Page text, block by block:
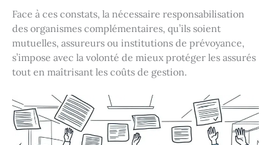
Face à ces constats, la nécessaire responsabilisation
des organismes complémentaires, qu’ils soient
mutuelles, assureurs ou institutions de prévoyance,
s’impose avec la volonté de mieux protéger les assurés
tout en maîtrisant les coûts de gestion.